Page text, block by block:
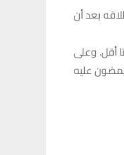
إطلاقه بعد أن
أقل. وعلى
يتصفحون “ثريدز” 14 مرة يوميا ويمضون عليه